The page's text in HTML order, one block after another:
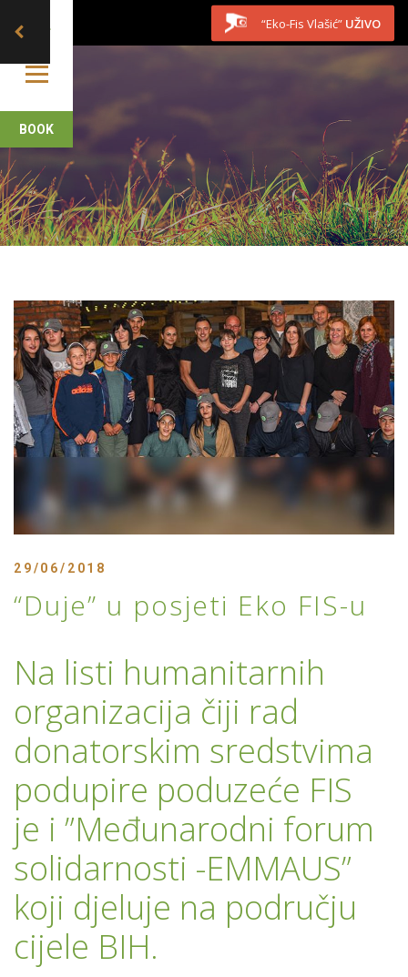
“Eko-Fis Vlašić” UŽIVO
29/06/2018
“Duje” u posjeti Eko FIS-u
Na listi humanitarnih
organizacija čiji rad
donatorskim sredstvima
podupire poduzeće FIS
je i ”Međunarodni forum
solidarnosti -EMMAUS”
koji djeluje na području
cijele BIH.
BOOK